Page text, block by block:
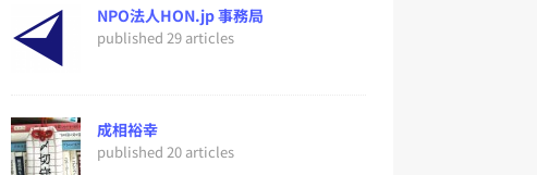
NPO法人HON.jp 事務局
published 29 articles
成相裕幸
published 20 articles